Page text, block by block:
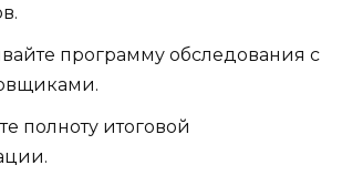
программу обследования с
полноту итоговой